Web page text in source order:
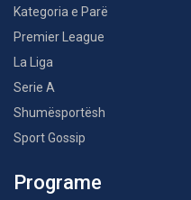
Kategoria e Parë
Premier League
La Liga
Serie A
Shumësportësh
Sport Gossip
Programe